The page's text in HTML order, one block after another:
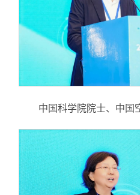
中国科学院院士、中国